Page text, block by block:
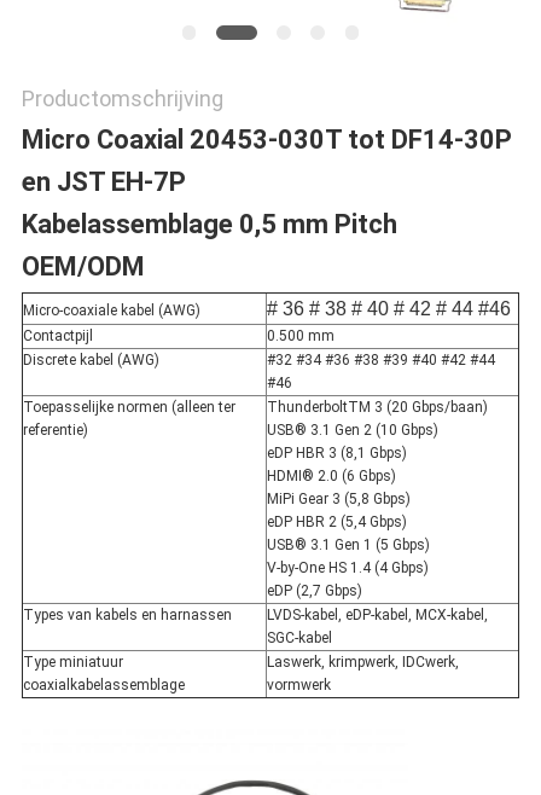
Productomschrijving
Micro Coaxial 20453-030T tot DF14-30P
en JST EH-7P
Kabelassemblage 0,5 mm Pitch
OEM/ODM
Micro-coaxiale kabel (AWG) # 36 # 38 # 40 # 42 # 44 #46
Contactpijl
0.500 mm
Discrete kabel (AWG)
#32 #34 #36 #38 #39 #40 #42 #44
#46
Toepasselijke normen (alleen ter
referentie)
ThunderboltTM 3 (20 Gbps/baan)
USB® 3.1 Gen 2 (10 Gbps)
eDP HBR 3 (8,1 Gbps)
HDMI® 2.0 (6 Gbps)
MiPi Gear 3 (5,8 Gbps)
eDP HBR 2 (5,4 Gbps)
USB® 3.1 Gen 1 (5 Gbps)
V-by-One HS 1.4 (4 Gbps)
eDP (2,7 Gbps)
Types van kabels en harnassen
LVDS-kabel, eDP-kabel, MCX-kabel,
SGC-kabel
Type miniatuur
coaxialkabelassemblage
Laswerk, krimpwerk, IDCwerk,
vormwerk